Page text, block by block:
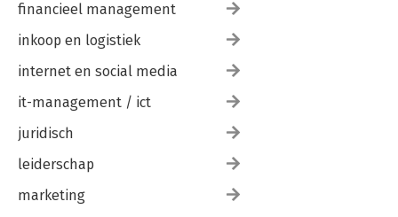
financieel management
inkoop en logistiek
internet en social media
it-management / ict
juridisch
leiderschap
marketing